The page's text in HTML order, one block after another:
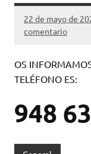
22 de mayo de
comentario
OS
TELÉFONO ES:
948